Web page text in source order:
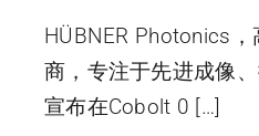
HÜBNER Photonics
商，专注于先进成像
宣布在Cobolt 0 […]